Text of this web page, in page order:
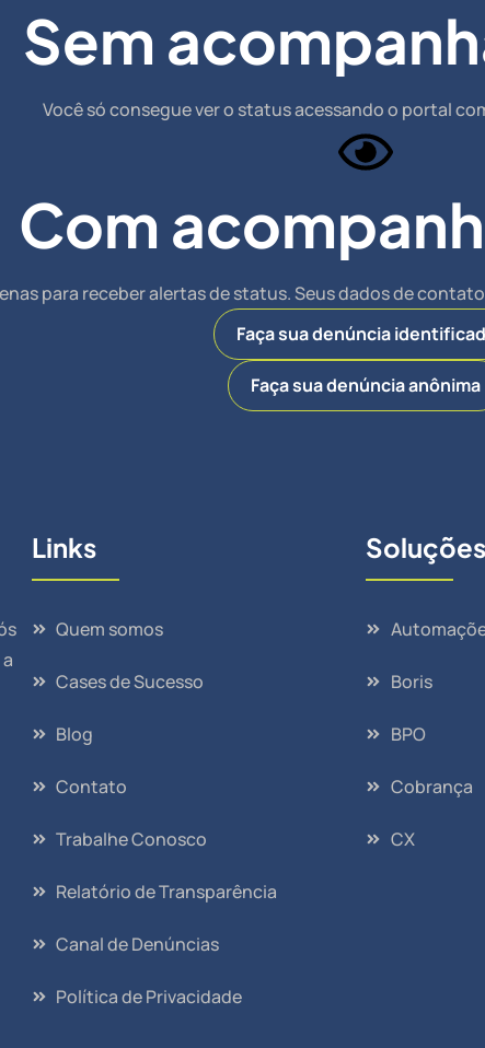
Sem
Você só consegue ver o status acessando o portal
Com
para receber alertas de status. Seus dados de
Faça sua denúncia
Faça sua denúncia anônima
Links
Quem somos
Cases de Sucesso
Blog
Contato
Trabalhe Conosco
Relatório de Transparência
Canal de Denúncias
Política de Privacidade
Soluções
Boris
BPO
Cobrança
CX